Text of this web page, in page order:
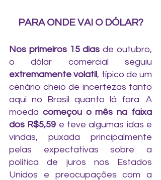
PARA ONDE VAI O DÓLAR?
Nos primeiros 15 dias de outubro,
extremamente volatil, típico de um
cenário cheio de incertezas tanto
aqui no Brasil quanto lá fora. A
moeda começou o mês na faixa
dos R$5,59 e teve algumas idas e
vindas, puxada principalmente
pelas expectativas sobre a
política de juros nos Estados
Unidos e preocupações com a